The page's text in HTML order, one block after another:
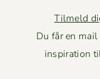
Tilmeld
Du får en
inspiration